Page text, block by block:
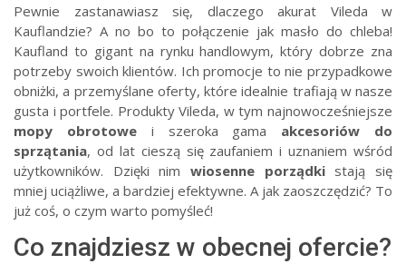
Pewnie zastanawiasz się, dlaczego akurat Vileda w
Kauflandzie? A no bo to połączenie jak masło do chleba!
Kaufland to gigant na rynku handlowym, który dobrze zna
potrzeby swoich klientów. Ich promocje to nie przypadkowe
obniżki, a przemyślane oferty, które idealnie trafiają w nasze
gusta i portfele. Produkty Vileda, w tym najnowocześniejsze
mopy obrotowei szeroka gama akcesoriów do
sprzątania, od lat cieszą się zaufaniem i uznaniem wśród
użytkowników. Dzięki nim wiosenne porządkistają się
mniej uciążliwe, a bardziej efektywne. A jak zaoszczędzić? To
już coś, o czym warto pomyśleć!
Co znajdziesz w obecnej ofercie?